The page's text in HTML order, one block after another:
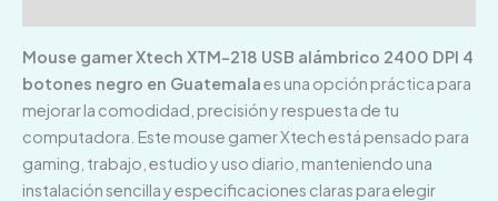
Mouse gamer Xtech XTM-218 USB alámbrico 2400 DPI 4
botones negro en Guatemalaes una opción práctica para
mejorar la comodidad, precisión y respuesta de tu
computadora. Este mouse gamer Xtech está pensado para
gaming, trabajo, estudio y uso diario, manteniendo una
instalación sencilla y especificaciones claras para elegir